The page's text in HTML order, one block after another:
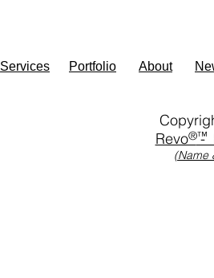
Services Portfolio About
Revo-
(Name
®™